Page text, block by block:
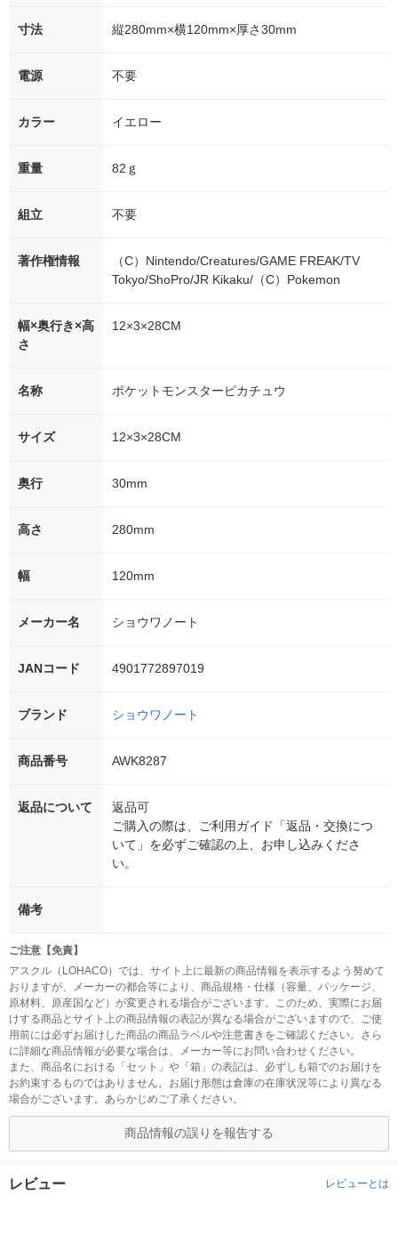
寸法 縦280mm×横120mm×厚さ30mm
電源 不要
カラー イエロー
重量 82ｇ
組立 不要
著作権情報
（C）Nintendo/Creatures/GAME FREAK/TV
Tokyo/ShoPro/JR Kikaku/（C）Pokemon
幅×奥行き×高
さ
12×3×28CM
名称 ポケットモンスターピカチュウ
サイズ 12×3×28CM
奥行 30mm
高さ 280mm
幅 120mm
メーカー名 ショウワノート
JANコード 4901772897019
ブランド ショウワノート
商品番号 AWK8287
返品について
返品可
ご購入の際は、ご利用ガイド「返品・交換につ
いて」を必ずご確認の上、お申し込みくださ
い。
備考
ご注意【免責】
アスクル（LOHACO）では、サイト上に最新の商品情報を表示するよう努めて
おりますが、メーカーの都合等により、商品規格・仕様（容量、パッケージ、
原材料、原産国など）が変更される場合がございます。このため、実際にお届
けする商品とサイト上の商品情報の表記が異なる場合がございますので、ご使
用前には必ずお届けした商品の商品ラベルや注意書きをご確認ください。さら
に詳細な商品情報が必要な場合は、メーカー等にお問い合わせください。
また、商品名における「セット」や「箱」の表記は、必ずしも箱でのお届けを
お約束するものではありません。お届け形態は倉庫の在庫状況等により異なる
場合がございます。あらかじめご了承ください。
商品情報の誤りを報告する
レビュー レビューとは